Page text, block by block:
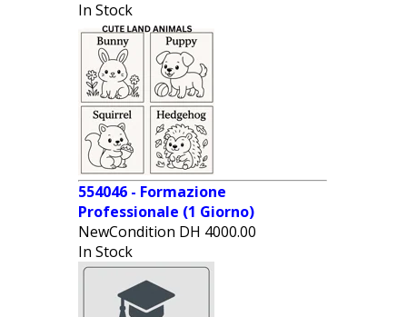
In Stock
554046 - Formazione
Professionale (1 Giorno)
NewCondition DH 4000.00
In Stock